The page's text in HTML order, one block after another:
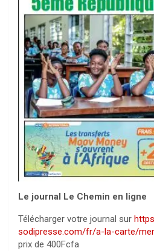
Le journal Le Chemin en ligne
Télécharger votre journal sur
sodipresse.com/fr/a-la-carte/
prix de 400Fcfa